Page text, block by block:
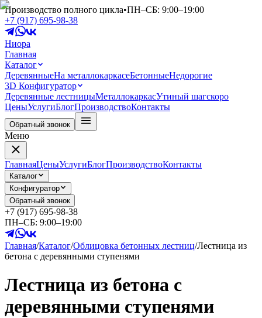
Производство полного цикла•ПН–СБ: 9:00–19:00
+7 (917) 695-98-38
Ниора
Главная
Каталог
ДеревянныеНа металлокаркасеБетонныеНедорогие
3D Конфигуратор
Деревянные лестницыМеталлокаркасУтиный шагскоро
ЦеныУслугиБлогПроизводствоКонтакты
Обратный звонок
Меню
ГлавнаяЦеныУслугиБлогПроизводствоКонтакты
Каталог
Конфигуратор
Обратный звонок
+7 (917) 695-98-38
ПН–СБ: 9:00–19:00
Главная/Каталог/Облицовка бетонных лестниц/Лестница из
бетона с деревянными ступенями
Лестница из бетона с
деревянными ступенями